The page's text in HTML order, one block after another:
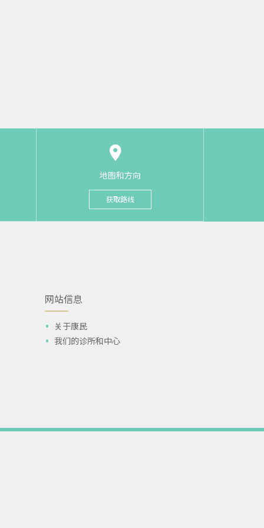
地图和方向
获取路线
网站信息
关于康民
我们的诊所和中心